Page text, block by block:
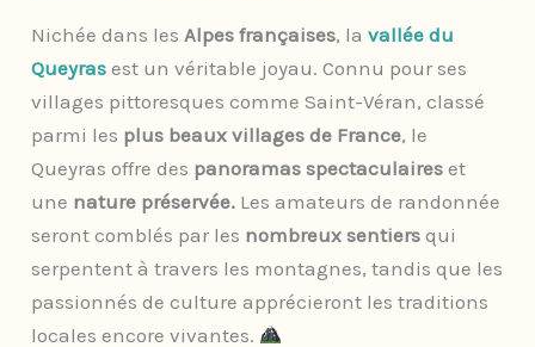
Nichée dans les Alpes françaises, lavallée du
Queyras est un véritable joyau. Connu pour ses
villages pittoresques comme Saint-Véran, classé
parmi les plus beaux villages de France, le
Queyras offre des panoramas spectaculaires et
une nature préservée. Les amateurs de randonnée
seront comblés par les nombreux sentiers qui
serpentent à travers les montagnes, tandis que les
passionnés de culture apprécieront les traditions
locales encore vivantes.